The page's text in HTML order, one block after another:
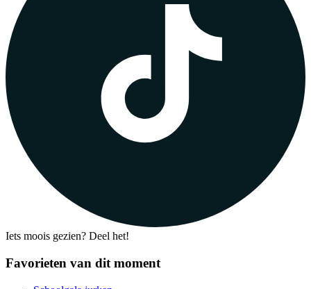
Iets moois gezien? Deel het!
Favorieten van dit moment